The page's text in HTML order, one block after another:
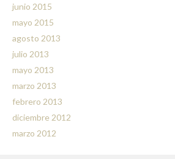
junio 2015
mayo 2015
agosto 2013
julio 2013
mayo 2013
marzo 2013
febrero 2013
diciembre 2012
marzo 2012